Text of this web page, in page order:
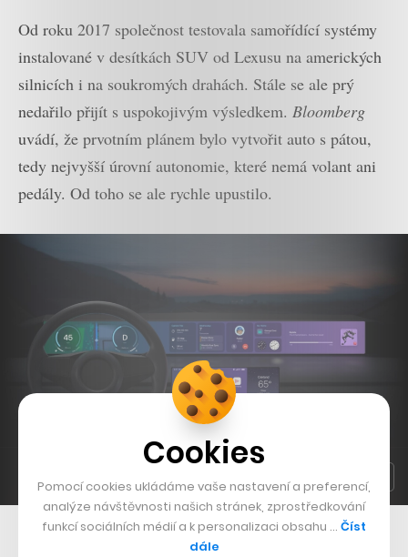
Od roku 2017 společnost testovala samořídící systémy
instalované v desítkách SUV od Lexusu na amerických
silnicích i na soukromých drahách. Stále se ale prý
nedařilo přijít s uspokojivým výsledkem. Bloomberg
uvádí, že prvotním plánem bylo vytvořit auto s pátou,
tedy nejvyšší úrovní autonomie, které nemá volant ani
pedály. Od toho se ale rychle upustilo.
Podoba nového systému CarPlay v autech
Cookies
Pomocí cookies ukládáme vaše nastavení a preferencí,
analýze návštěvnosti našich stránek, zprostředkování
funkcí sociálních médií a k personalizaci obsahu … Číst
dále